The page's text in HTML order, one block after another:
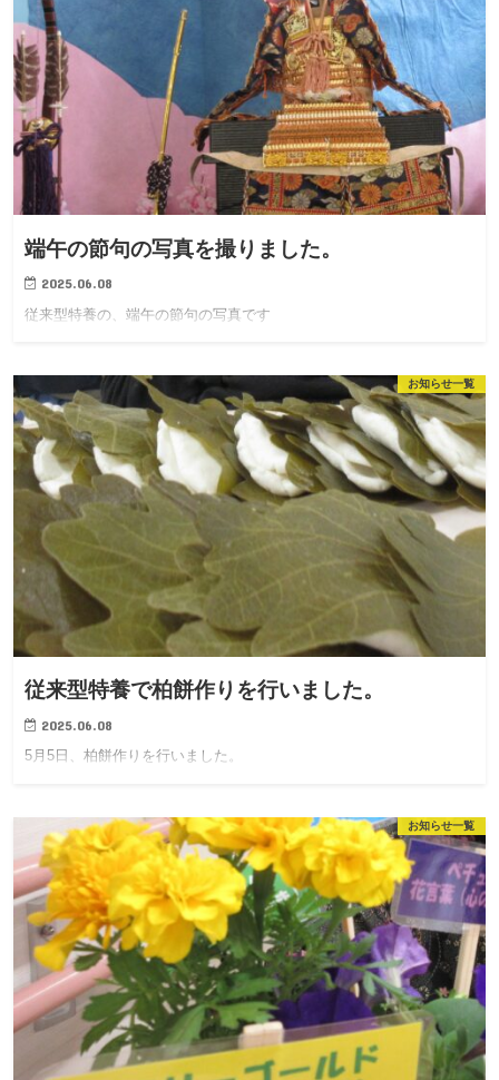
端午の節句の写真を撮りました。
2025.06.08
従来型特養の、端午の節句の写真です
お知らせ一覧
従来型特養で柏餅作りを行いました。
2025.06.08
5月5日、柏餅作りを行いました。
お知らせ一覧